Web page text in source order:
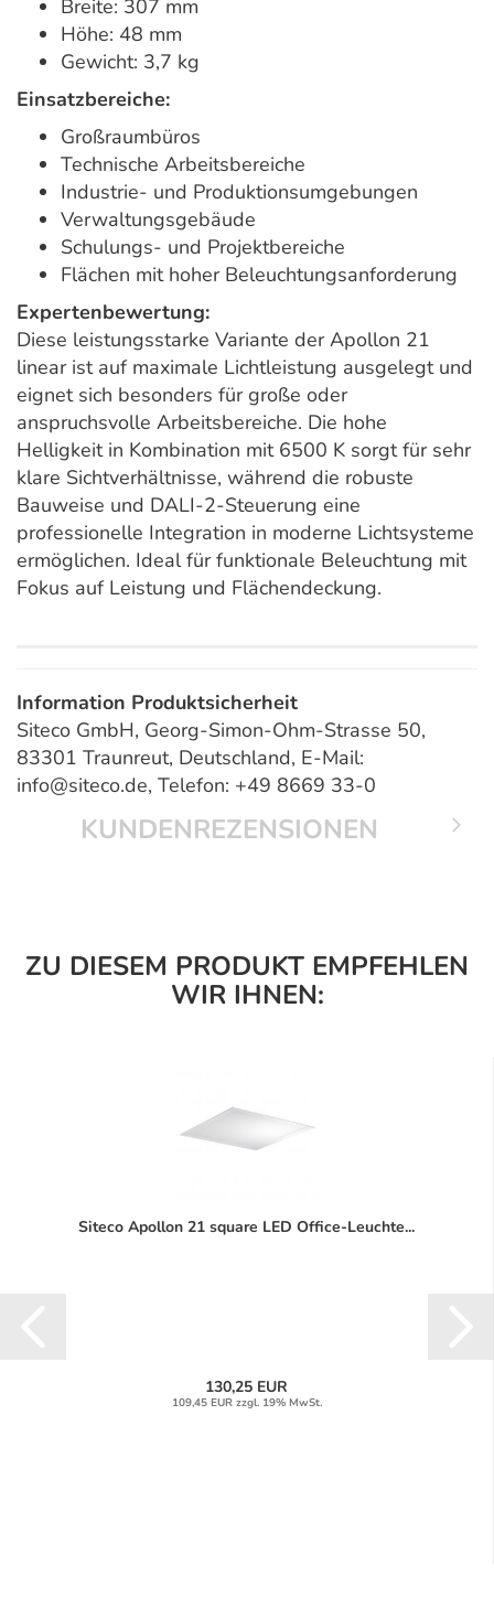
Breite: 307 mm
Höhe: 48 mm
Gewicht: 3,7 kg
Einsatzbereiche:
Großraumbüros
Technische Arbeitsbereiche
Industrie- und Produktionsumgebungen
Verwaltungsgebäude
Schulungs- und Projektbereiche
Flächen mit hoher Beleuchtungsanforderung
Expertenbewertung:
Diese leistungsstarke Variante der Apollon 21
linear ist auf maximale Lichtleistung ausgelegt und
eignet sich besonders für große oder
anspruchsvolle Arbeitsbereiche. Die hohe
Helligkeit in Kombination mit 6500 K sorgt für sehr
klare Sichtverhältnisse, während die robuste
Bauweise und DALI-2-Steuerung eine
professionelle Integration in moderne Lichtsysteme
ermöglichen. Ideal für funktionale Beleuchtung mit
Fokus auf Leistung und Flächendeckung.
Information Produktsicherheit
Siteco GmbH, Georg-Simon-Ohm-Strasse 50,
83301 Traunreut, Deutschland, E-Mail:
info@siteco.de, Telefon: +49 8669 33-0
KUNDENREZENSIONEN
ZU DIESEM PRODUKT EMPFEHLEN
WIR IHNEN:
Siteco Apollon 21 square LED Office-Leuchte...
130,25 EUR
109,45 EUR zzgl. 19% MwSt.